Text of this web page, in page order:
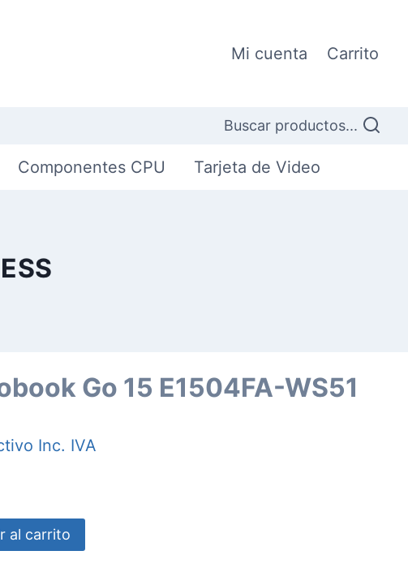
Mi cuenta Carrito
Buscar productos...
Componentes CPU Tarjeta de Video
Go 15 E1504FA-WS51
Inc. IVA
al carrito